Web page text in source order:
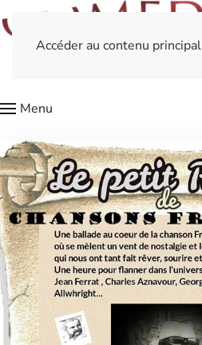
Accéder au contenu principal
Menu